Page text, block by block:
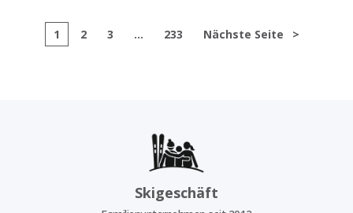
1 2 3 ... 233 Nächste Seite >
Skigeschäft